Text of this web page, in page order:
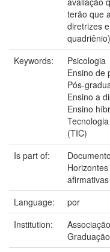
terão que
diretrizes
Keywords:
Psicologia
Ensino de
Pós-
Ensino a
Ensino
(TIC)
Is part of:
afirmativas
Language:
por
Institution: